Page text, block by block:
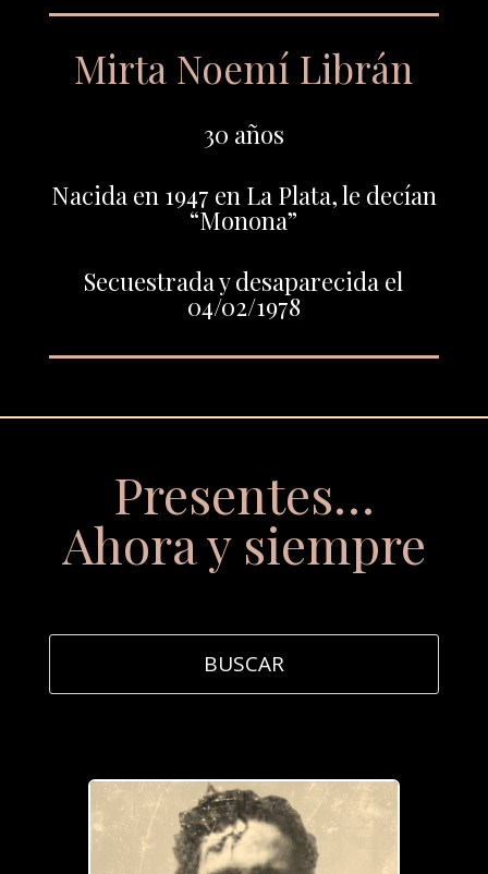
Mirta Noemí Librán
30 años
Nacida en 1947 en La Plata, le decían
“Monona”
Secuestrada y desaparecida el
04/02/1978
Presentes…
Ahora y siempre